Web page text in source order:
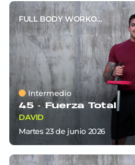
FULL BODY WORKOUT
Intermedio
45 · Fuerza Total
DAVID
martes 23de junio 2026